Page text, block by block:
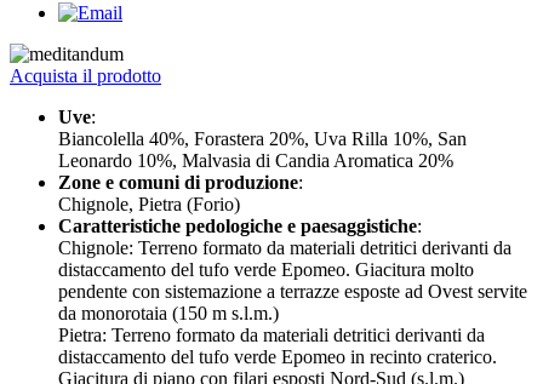
Acquista il prodotto
Uve:
Biancolella 40%, Forastera 20%, Uva Rilla 10%, San
Leonardo 10%, Malvasia di Candia Aromatica 20%
Zone e comuni di produzione:
Chignole, Pietra (Forio)
Caratteristiche pedologiche e paesaggistiche:
Chignole: Terreno formato da materiali detritici derivanti da
distaccamento del tufo verde Epomeo. Giacitura molto
pendente con sistemazione a terrazze esposte ad Ovest servite
da monorotaia (150 m s.l.m.)
Pietra: Terreno formato da materiali detritici derivanti da
distaccamento del tufo verde Epomeo in recinto craterico.
Giacitura di piano con filari esposti Nord-Sud (s.l.m.)